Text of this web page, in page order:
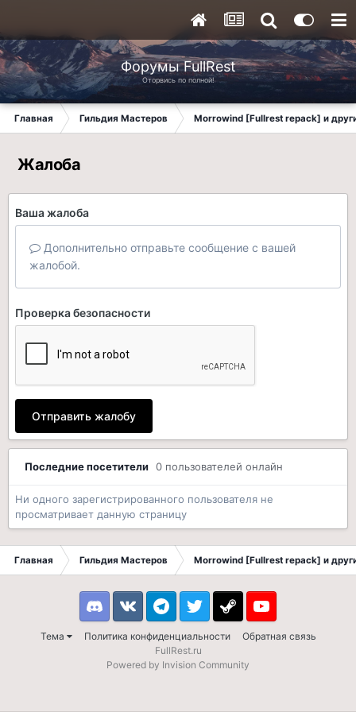
Форумы FullRest
Оторвись по полной!
Главная Гильдия Мастеров Morrowind [Fullrest repack] и
Жалоба
Ваша жалоба
Дополнительно отправьте сообщение с вашей
жалобой.
Проверка безопасности
Отправить жалобу
Последние посетители 0 пользователей онлайн
Ни одного зарегистрированного пользователя не
просматривает данную страницу
Главная Гильдия Мастеров Morrowind [Fullrest repack] и
Тема Политика конфиденциальности Обратная связь
DiscordVK TelegramTwitter Steam Youtube
FullRest.ru
Powered by Invision Community